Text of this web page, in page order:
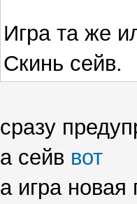
Игра та же
Скинь сейв.
сразу
а сейв вот
а игра